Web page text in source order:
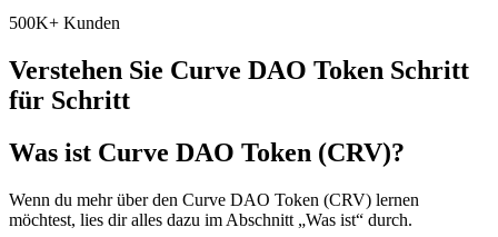
500K+ Kunden
Verstehen Sie Curve DAO Token Schritt
für Schritt
Was ist Curve DAO Token (CRV)?
Wenn du mehr über den Curve DAO Token (CRV) lernen
möchtest, lies dir alles dazu im Abschnitt „Was ist“ durch.